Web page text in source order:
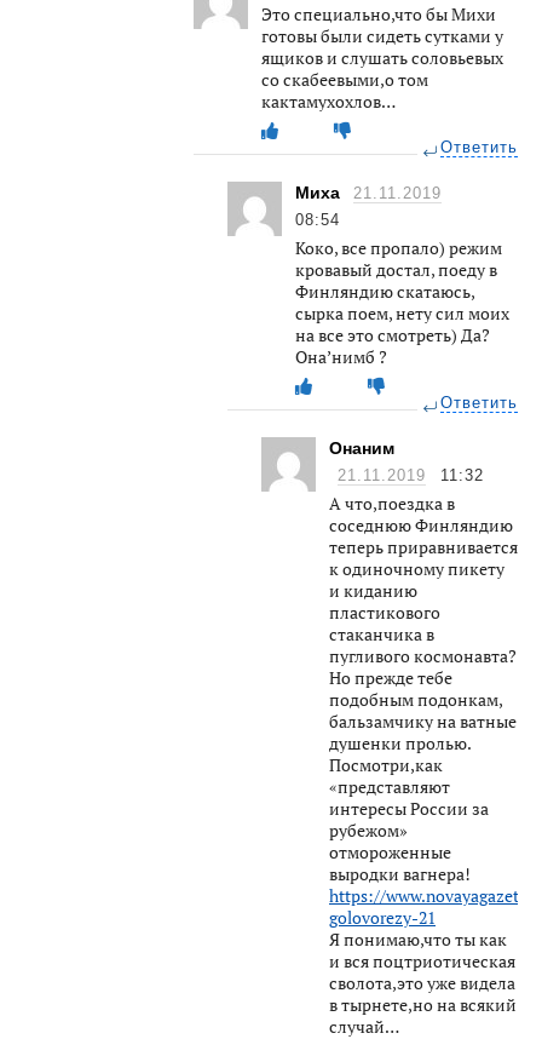
Это специально,что бы Михи
готовы были сидеть сутками у
ящиков и слушать соловьевых
со скабеевыми,о том
кактамухохлов…
Ответить
Миха
21.11.2019
08:54
Коко, все пропало) режим
кровавый достал, поеду в
Финляндию скатаюсь,
сырка поем, нету сил моих
на все это смотреть) Да?
Она’нимб ?
Ответить
Онаним
21.11.2019 11:32
А что,поездка в
соседнюю Финляндию
теперь приравнивается
к одиночному пикету
и киданию
пластикового
стаканчика в
пугливого космонавта?
Но прежде тебе
подобным подонкам,
бальзамчику на ватные
душенки пролью.
Посмотри,как
«представляют
интересы России за
рубежом»
отмороженные
выродки вагнера!
https://
golovorezy-21
Я понимаю,что ты как
и вся поцтриотическая
сволота,это уже видела
в тырнете,но на всякий
случай…